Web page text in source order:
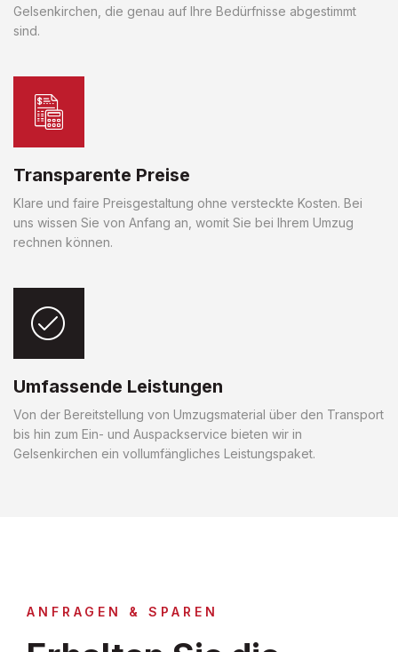
Gelsenkirchen, die genau auf Ihre Bedürfnisse abgestimmt
sind.
Transparente Preise
Klare und faire Preisgestaltung ohne versteckte Kosten. Bei
uns wissen Sie von Anfang an, womit Sie bei Ihrem Umzug
rechnen können.
Umfassende Leistungen
Von der Bereitstellung von Umzugsmaterial über den Transport
bis hin zum Ein- und Auspackservice bieten wir in
Gelsenkirchen ein vollumfängliches Leistungspaket.
ANFRAGEN & SPAREN